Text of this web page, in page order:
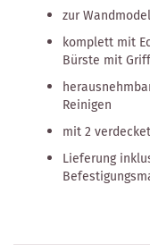
zur
komplett mit
Bürste mit
Reinigen
mit 2
Lieferung